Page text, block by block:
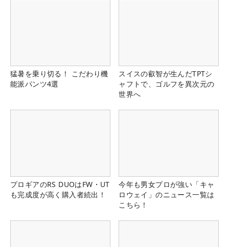
猛暑を乗り切る！ こだわり機
能派パンツ4選
スイスの叡智が生んだTPTシ
ャフトで、ゴルフを異次元の
世界へ
プロギアのRS DUOはFW・UT
も完成度が高く購入者続出！
今年も男女プロが強い「キャ
ロウェイ」のニュース一覧は
こちら！